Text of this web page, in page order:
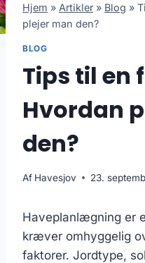
Hjem » Artikler » Blog »
plejer man den?
BLOG
Tips til en
Hvordan
den?
Af Havesjov 23.
Haveplanlægning er
kræver omhyggelig
faktorer. Jordtype,